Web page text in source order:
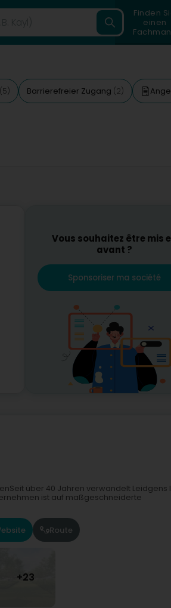
Finden
einen
(5) Barrierefreier Zugang (2)
Vous souhaitez être mis
avant ?
Sponsoriser ma société
über 40 Jahren verwandelt Leidgens
ist auf maßgeschneiderte
Route
+23